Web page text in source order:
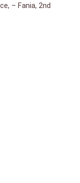
– Fania, 2nd